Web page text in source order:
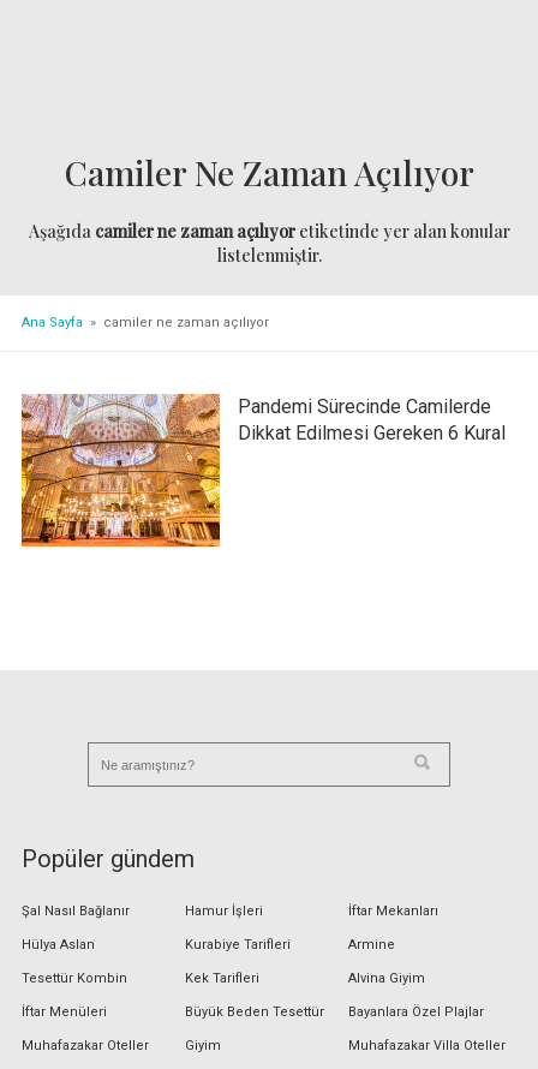
Camiler Ne Zaman Açılıyor
Aşağıda camiler ne zaman açılıyoretiketinde yer alan konular
listelenmiştir.
Ana Sayfa » camiler ne zaman açılıyor
Pandemi Sürecinde Camilerde
Dikkat Edilmesi Gereken 6 Kural
Popüler gündem
Şal Nasıl Bağlanır
Hülya Aslan
Tesettür Kombin
İftar Menüleri
Muhafazakar Oteller
Hamur İşleri
Kurabiye Tarifleri
Kek Tarifleri
Büyük Beden Tesettür
Giyim
İftar Mekanları
Armine
Alvina Giyim
Bayanlara Özel Plajlar
Muhafazakar Villa Oteller